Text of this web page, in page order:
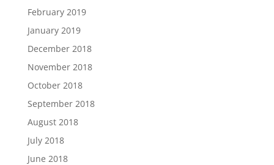
February 2019
January 2019
December 2018
November 2018
October 2018
September 2018
August 2018
July 2018
June 2018